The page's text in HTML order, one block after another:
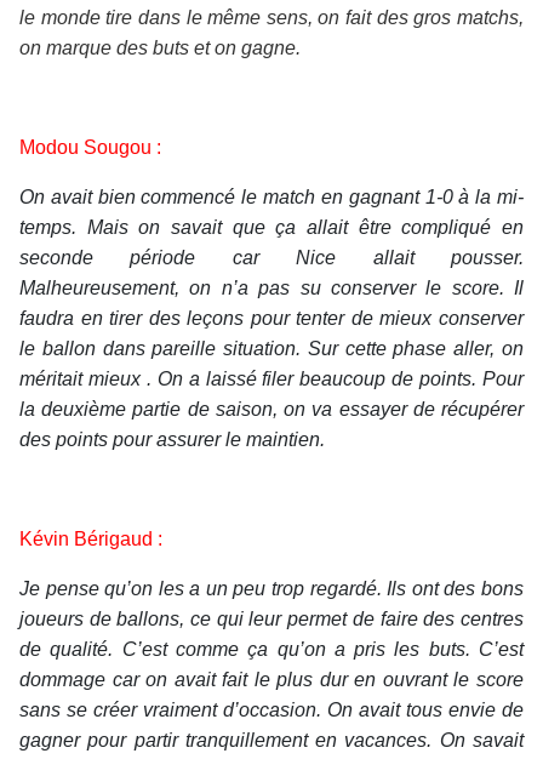
le monde tire dans le même sens, on fait des gros matchs,
on marque des buts et on gagne.
Modou Sougou :
On avait bien commencé le match en gagnant 1-0 à la mi-
temps. Mais on savait que ça allait être compliqué en
seconde période car Nice allait pousser.
Malheureusement, on n’a pas su conserver le score. Il
faudra en tirer des leçons pour tenter de mieux conserver
le ballon dans pareille situation. Sur cette phase aller, on
méritait mieux . On a laissé filer beaucoup de points. Pour
la deuxième partie de saison, on va essayer de récupérer
des points pour assurer le maintien.
Kévin Bérigaud :
Je pense qu’on les a un peu trop regardé. Ils ont des bons
joueurs de ballons, ce qui leur permet de faire des centres
de qualité. C’est comme ça qu’on a pris les buts. C’est
dommage car on avait fait le plus dur en ouvrant le score
sans se créer vraiment d’occasion. On avait tous envie de
gagner pour partir tranquillement en vacances. On savait